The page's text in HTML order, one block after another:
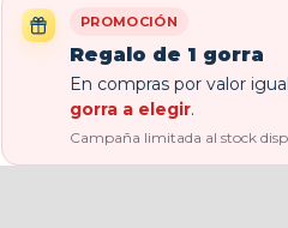
PROMOCIÓN
Regalo de 1 gorra
En compras por valor
gorra a elegir.
Campaña limitada al stock